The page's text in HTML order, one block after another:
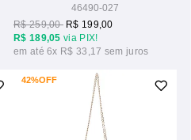
46490-027
R$ 189,05 via PIX!
R$ 259,00 R$ 199,00
6x R$ 33,17
42%OFF